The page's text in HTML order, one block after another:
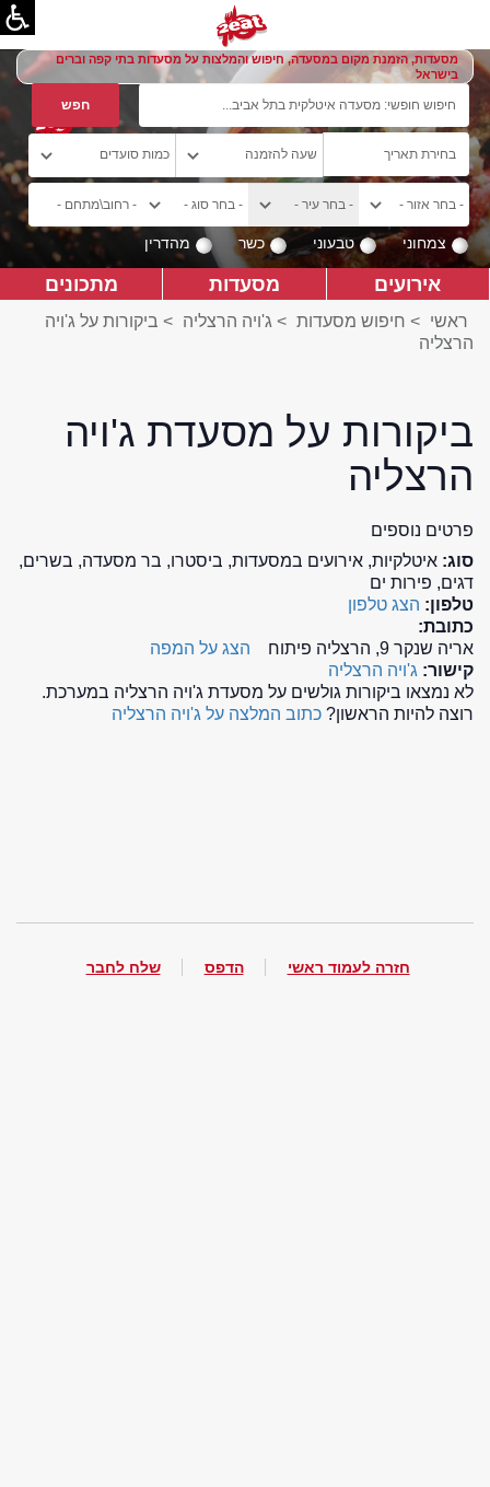
מסעדות, הזמנת מקום במסעדה, חיפוש והמלצות על מסעדות בתי קפה וברים
בישראל
צמחוני טבעוני כשר מהדרין
אירועים מסעדות מתכונים
ראשי > חיפוש מסעדות > ג'ויה הרצליה > ביקורות על ג'ויה
הרצליה
ביקורות על מסעדת ג'ויה
הרצליה
פרטים נוספים
סוג: איטלקיות, אירועים במסעדות, ביסטרו, בר מסעדה, בשרים,
דגים, פירות ים
טלפון: הצג טלפון
כתובת:
אריה שנקר 9, הרצליה פיתוח
הצג על המפה
קישור: ג'ויה הרצליה
לא נמצאו ביקורות גולשים על מסעדת ג'ויה הרצליה במערכת.
רוצה להיות הראשון? כתוב המלצה על ג'ויה הרצליה
חזרה לעמוד ראשי הדפס שלח לחבר